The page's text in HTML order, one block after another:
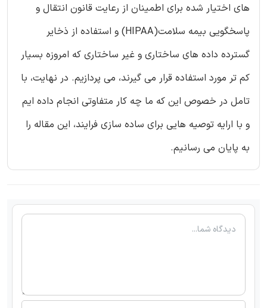
های اختیار شده برای اطمینان از رعایت قانون انتقال و
پاسخگویی بیمه سلامت(HIPAA) و استفاده از ذخایر
گسترده داده های ساختاری و غیر ساختاری که امروزه بسیار
کم تر مورد استفاده قرار می گیرند، می پردازیم. در نهایت، با
تامل در خصوص این که ما چه کار متفاوتی انجام داده ایم
و با ارایه توصیه هایی برای ساده سازی فرایند، این مقاله را
به پایان می رسانیم.